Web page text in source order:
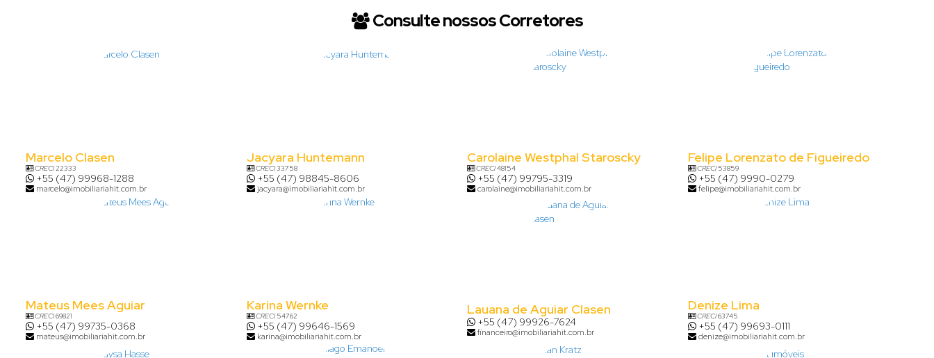
Consulte nossos Corretores
Marcelo Clasen
CRECI22333
+55 (47) 99968-1288
marcelo@imobiliariahit.com.br
Jacyara Huntemann
CRECI33758
+55 (47) 98845-8606
jacyara@imobiliariahit.com.br
Carolaine Westphal Staroscky
CRECI48154
+55 (47) 99795-3319
carolaine@imobiliariahit.com.br
Felipe Lorenzato de Figueiredo
CRECI53859
+55 (47) 9990-0279
felipe@imobiliariahit.com.br
Mateus Mees Aguiar
CRECI69821
+55 (47) 99735-0368
mateus@imobiliariahit.com.br
Karina Wernke
CRECI54762
+55 (47) 99646-1569
karina@imobiliariahit.com.br
Lauana de Aguiar Clasen
+55 (47) 99926-7624
financeiro@imobiliariahit.com.br
Denize Lima
CRECI63745
+55 (47) 99693-0111
denize@imobiliariahit.com.br